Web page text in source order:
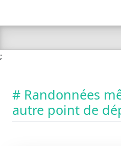
;
# Randonnées
autre point de